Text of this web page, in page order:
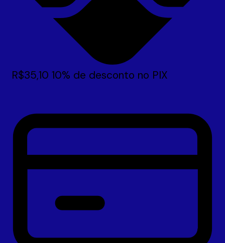
R$35,10 10% de desconto no PIX